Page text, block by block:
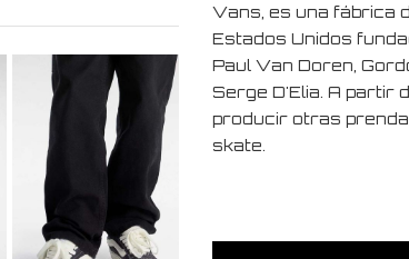
Vans, es una fábrica
Estados Unidos
Paul Van Doren,
Serge D'Elia. A partir
producir otras
skate.